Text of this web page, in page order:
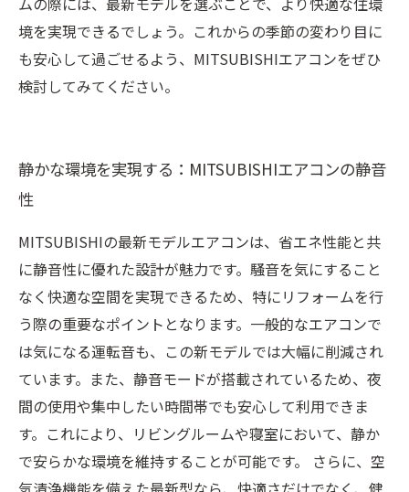
境を実現できるでしょう。これからの季節の変わり目に
も安心して過ごせるよう、MITSUBISHIエアコンをぜひ
検討してみてください。
静かな環境を実現する：MITSUBISHIエアコンの静音
性
MITSUBISHIの最新モデルエアコンは、省エネ性能と共
に静音性に優れた設計が魅力です。騒音を気にすること
なく快適な空間を実現できるため、特にリフォームを行
う際の重要なポイントとなります。一般的なエアコンで
は気になる運転音も、この新モデルでは大幅に削減され
ています。また、静音モードが搭載されているため、夜
間の使用や集中したい時間帯でも安心して利用できま
す。これにより、リビングルームや寝室において、静か
で安らかな環境を維持することが可能です。 さらに、空